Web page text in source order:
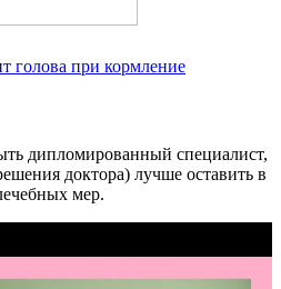
голова при кормление
дипломированный специалист,
доктора) лучше оставить в
мер.